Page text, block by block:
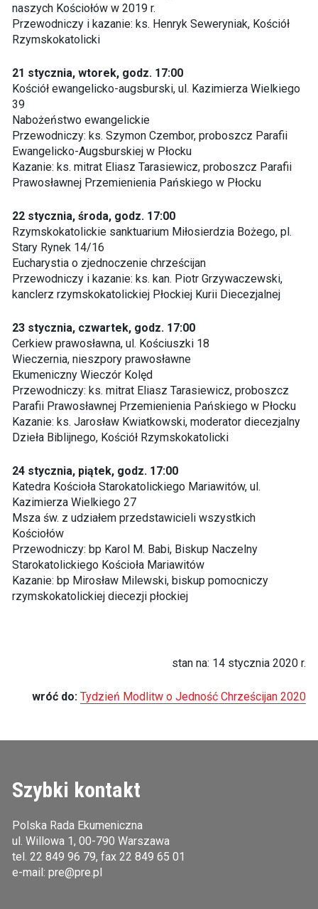
naszych Kościołów w 2019 r.
Przewodniczy i kazanie: ks. Henryk Seweryniak, Kościół
Rzymskokatolicki
21 stycznia, wtorek, godz. 17:00
Kościół ewangelicko-augsburski, ul. Kazimierza Wielkiego
39
Nabożeństwo ewangelickie
Przewodniczy: ks. Szymon Czembor, proboszcz Parafii
Ewangelicko-Augsburskiej w Płocku
Kazanie: ks. mitrat Eliasz Tarasiewicz, proboszcz Parafii
Prawosławnej Przemienienia Pańskiego w Płocku
22 stycznia, środa, godz. 17:00
Rzymskokatolickie sanktuarium Miłosierdzia Bożego, pl.
Stary Rynek 14/16
Eucharystia o zjednoczenie chrześcijan
Przewodniczy i kazanie: ks. kan. Piotr Grzywaczewski,
kanclerz rzymskokatolickiej Płockiej Kurii Diecezjalnej
23 stycznia, czwartek, godz. 17:00
Cerkiew prawosławna, ul. Kościuszki 18
Wieczernia, nieszpory prawosławne
Ekumeniczny Wieczór Kolęd
Przewodniczy: ks. mitrat Eliasz Tarasiewicz, proboszcz
Parafii Prawosławnej Przemienienia Pańskiego w Płocku
Kazanie: ks. Jarosław Kwiatkowski, moderator diecezjalny
Dzieła Biblijnego, Kościół Rzymskokatolicki
24 stycznia, piątek, godz. 17:00
Katedra Kościoła Starokatolickiego Mariawitów, ul.
Kazimierza Wielkiego 27
Msza św. z udziałem przedstawicieli wszystkich
Kościołów
Przewodniczy: bp Karol M. Babi, Biskup Naczelny
Starokatolickiego Kościoła Mariawitów
Kazanie: bp Mirosław Milewski, biskup pomocniczy
rzymskokatolickiej diecezji płockiej
stan na: 14 stycznia 2020 r.
wróć do: Tydzień Modlitw o Jedność Chrześcijan 2020
Szybki kontakt
Polska Rada Ekumeniczna
ul. Willowa 1, 00-790 Warszawa
tel. 22 849 96 79, fax 22 849 65 01
e-mail: pre@pre.pl